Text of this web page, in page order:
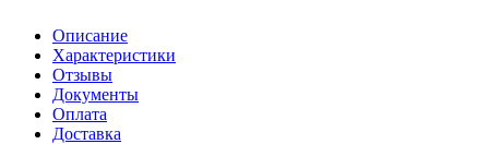
Описание
Характеристики
Отзывы
Документы
Оплата
Доставка